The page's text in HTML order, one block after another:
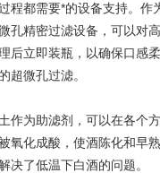
都需要*的设备支持。作
孔精密过滤设备，可以对
后立即装瓶，以确保口感
超微孔过滤。
为助滤剂，可以在各个
氧化成酸，使酒陈化和早
决了低温下白酒的问题。